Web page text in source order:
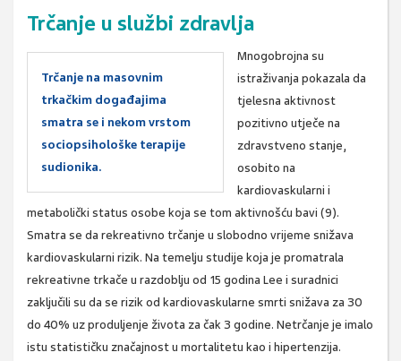
Trčanje u službi zdravlja
Trčanje na masovnim
trkačkim događajima
smatra se i nekom vrstom
sociopsihološke terapije
sudionika.
Mnogobrojna su
istraživanja pokazala da
tjelesna aktivnost
pozitivno utječe na
zdravstveno stanje,
osobito na
kardiovaskularni i
metabolički status osobe koja se tom aktivnošću bavi (9).
Smatra se da rekreativno trčanje u slobodno vrijeme snižava
kardiovaskularni rizik. Na temelju studije koja je promatrala
rekreativne trkače u razdoblju od 15 godina Lee i suradnici
zaključili su da se rizik od kardiovaskularne smrti snižava za 30
do 40% uz produljenje života za čak 3 godine. Netrčanje je imalo
istu statističku značajnost u mortalitetu kao i hipertenzija.